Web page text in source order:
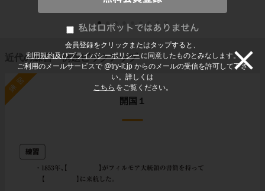
会員登録をクリックまたはタップすると、
利用規約及びプライバシーポリシー に同意したものとみなします。
ご利用のメールサービスで @try-it.jp からのメールの受信を許可して下さ
い。詳しくは
こちら をご覧ください。
近代の練習・例題ピックアップ
練習
開国１